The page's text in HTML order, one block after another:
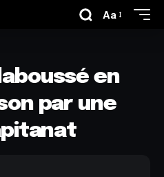
Aa
en
par une